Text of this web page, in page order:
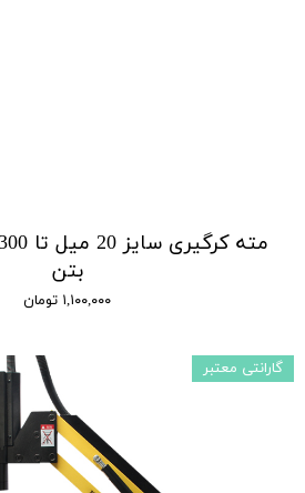
بتن
۱,۱۰۰,۰۰۰ تومان
گارانتی معتبر